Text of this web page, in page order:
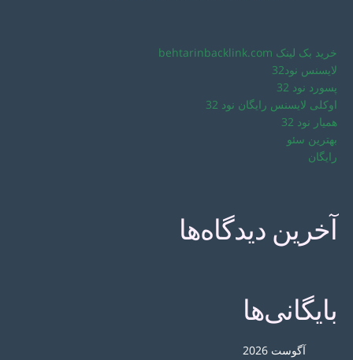
خرید بک لینک behtarinbacklink.com
لایسنس نود32
پسورد نود 32
اوکلی لایسنس رایگان نود 32
همیار نود 32
بهترین سئو
رایگان
آخرین دیدگاه‌ها
بایگانی‌ها
آگوست 2026